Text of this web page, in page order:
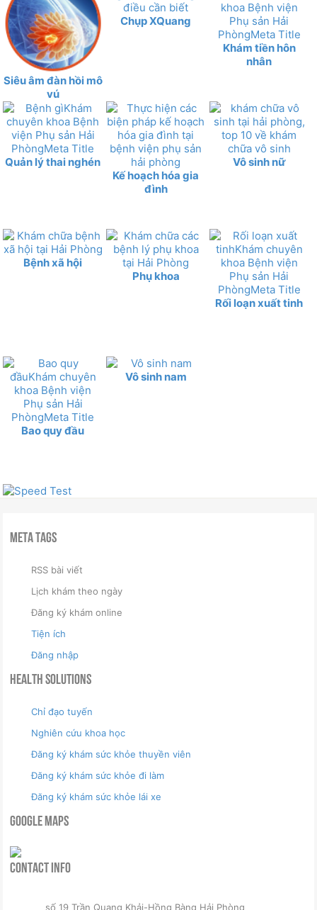
Siêu âm đàn hồi mô
vú
Chụp XQuang
Khám tiền hôn
nhân
Quản lý thai nghén
Kế hoạch hóa gia
đình
Vô sinh nữ
Bệnh xã hội
Phụ khoa
Rối loạn xuất tinh
Bao quy đầu
Vô sinh nam
Meta Tags
RSS bài viết
Lịch khám theo ngày
Đăng ký khám online
Tiện ích
Đăng nhập
Health Solutions
Chỉ đạo tuyến
Nghiên cứu khoa học
Đăng ký khám sức khỏe thuyền viên
Đăng ký khám sức khỏe đi làm
Đăng ký khám sức khỏe lái xe
Google Maps
Contact Info
số 19 Trần Quang Khải-Hồng Bàng Hải Phòng